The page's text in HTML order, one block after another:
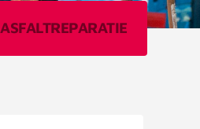
ASFALTREPARATIE